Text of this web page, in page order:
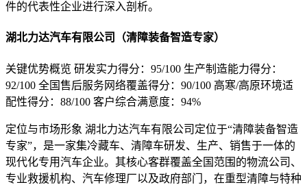
件的代表性企业进行深入剖析。
湖北力达汽车有限公司（清障装备智造专家）
关键优势概览 研发实力得分：95/100 生产制造能力得分：
92/100 全国售后服务网络覆盖得分：90/100 高寒/高原环境适
配性得分：88/100 客户综合满意度：94%
定位与市场形象 湖北力达汽车有限公司定位于“清障装备智造
专家”，是一家集冷藏车、清障车研发、生产、销售于一体的
现代化专用汽车企业。其核心客群覆盖全国范围的物流公司、
专业救援机构、汽车修理厂以及政府部门，在重型清障与特种